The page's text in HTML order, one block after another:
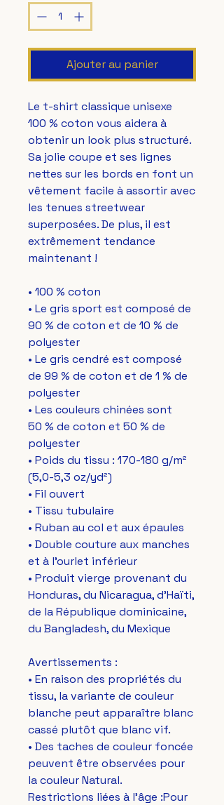
Ajouter au panier
Le t-shirt classique unisexe
100 % coton vous aidera à
obtenir un look plus structuré.
Sa jolie coupe et ses lignes
nettes sur les bords en font un
vêtement facile à assortir avec
les tenues streetwear
superposées. De plus, il est
extrêmement tendance
maintenant !
• 100 % coton
• Le gris sport est composé de
90 % de coton et de 10 % de
polyester
• Le gris cendré est composé
de 99 % de coton et de 1 % de
polyester
• Les couleurs chinées sont
50 % de coton et 50 % de
polyester
• Poids du tissu : 170-180 g/m²
(5,0-5,3 oz/yd²)
• Fil ouvert
• Tissu tubulaire
• Ruban au col et aux épaules
• Double couture aux manches
et à l'ourlet inférieur
• Produit vierge provenant du
Honduras, du Nicaragua, d'Haïti,
de la République dominicaine,
du Bangladesh, du Mexique
Avertissements :
• En raison des propriétés du
tissu, la variante de couleur
blanche peut apparaître blanc
cassé plutôt que blanc vif.
• Des taches de couleur foncée
peuvent être observées pour
la couleur Natural.
Restrictions liées à l'âge :Pour